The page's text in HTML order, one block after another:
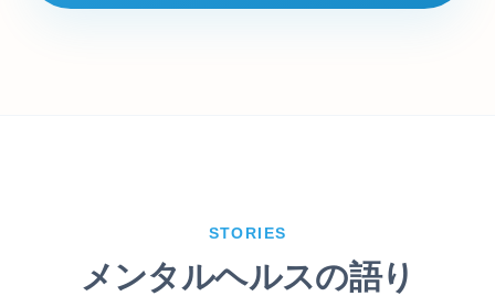
STORIES
メンタルヘルスの語り